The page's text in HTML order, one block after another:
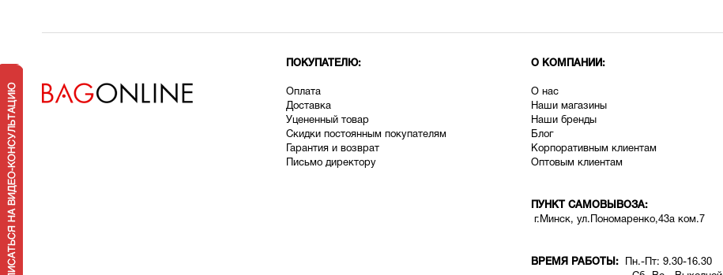
ПОКУПАТЕЛЮ:
Оплата
Доставка
Уцененный товар
Скидки постоянным покупателям
Гарантия и возврат
Письмо директору
О КОМПАНИИ:
О нас
Наши магазины
Наши бренды
Блог
Корпоративным клиентам
Оптовым клиентам
ПУНКТ САМОВЫВОЗА:
г.Минск, ул.Пономаренко,43а ком.7
ВРЕМЯ РАБОТЫ: Пн.-Пт: 9.30-16.30